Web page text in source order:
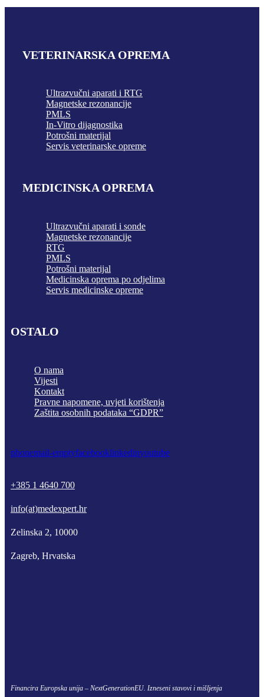
VETERINARSKA OPREMA
Ultrazvučni aparati i RTG
Magnetske rezonancije
PMLS
In-Vitro dijagnostika
Potrošni materijal
Servis veterinarske opreme
MEDICINSKA OPREMA
Ultrazvučni aparati i sonde
Magnetske rezonancije
RTG
PMLS
Potrošni materijal
Medicinska oprema po odjelima
Servis medicinske opreme
OSTALO
O nama
Vijesti
Kontakt
Pravne napomene, uvjeti korištenja
Zaštita osobnih podataka “GDPR”
phonemail-emptyfacebooklinkedinyoutube
+385 1 4640 700
info(at)medexpert.hr
Zelinska 2, 10000
Zagreb, Hrvatska
Financira Europska unija – NextGenerationEU. Izneseni stavovi i mišljenja